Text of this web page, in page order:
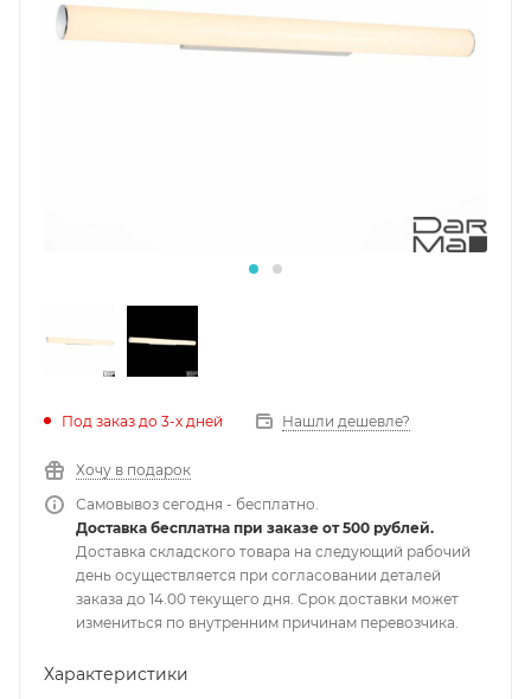
Под заказ до 3-х дней Нашли дешевле?
Хочу в подарок
Самовывоз сегодня - бесплатно.
Доставка бесплатна при заказе от 500 рублей.
Доставка складского товара на следующий рабочий
день осуществляется при согласовании деталей
заказа до 14.00 текущего дня. Срок доставки может
измениться по внутренним причинам перевозчика.
Характеристики